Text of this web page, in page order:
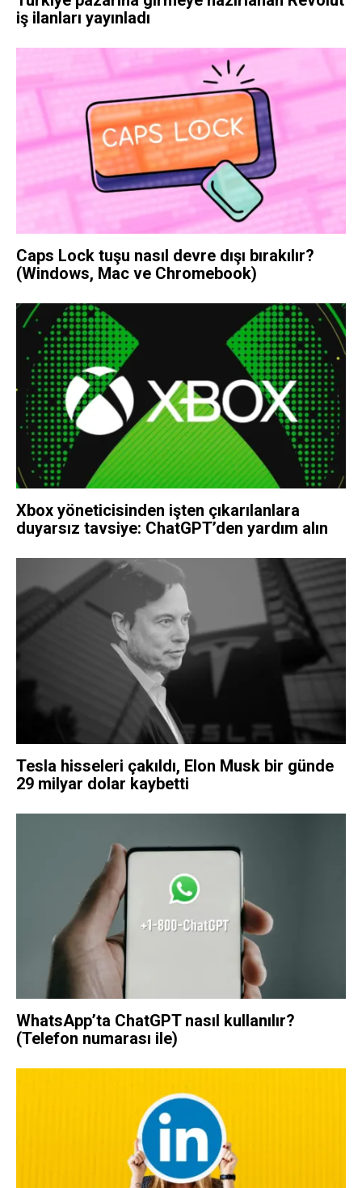
iş ilanları yayınladı
Caps Lock tuşu nasıl devre dışı bırakılır?
(Windows, Mac ve Chromebook)
Xbox yöneticisinden işten çıkarılanlara
duyarsız tavsiye: ChatGPT’den yardım alın
Tesla hisseleri çakıldı, Elon Musk bir günde
29 milyar dolar kaybetti
WhatsApp’ta ChatGPT nasıl kullanılır?
(Telefon numarası ile)